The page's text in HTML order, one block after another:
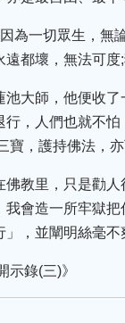
為一切眾生，無
都壞，無法可度
池大師，他便收
行，人們也就不
寶，護持佛法，亦
佛教里，只是勸
我會造一所牢獄
，並闡明絲毫
示錄(三)》